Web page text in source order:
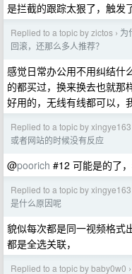
是拦截的跟踪太狠了，触发
Replied to a topic by zictos › 为
回滚，还那么多人推荐？
感觉日常办公用不用纠结什
的都买过，换来换去也就那
好用的，无线有线都可以，
Replied to a topic by xingye163
或者网站的时候没有反应
@poorich #12 可能是的了
Replied to a topic by xingye163
是什么原因呢
貌似每次都是同一视频格式
都是全选关联，
Replied to a topic by baby0w0 ›